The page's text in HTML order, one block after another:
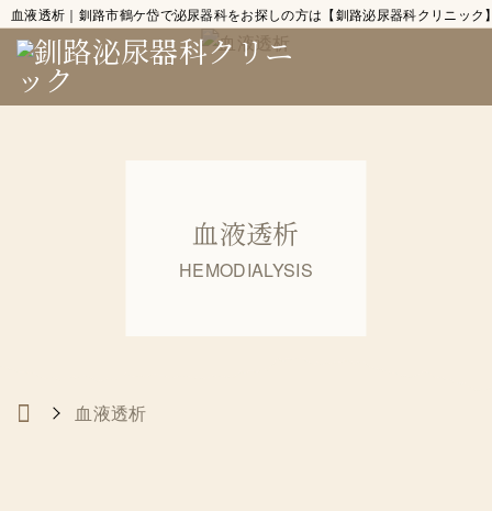
血液透析｜釧路市鶴ケ岱で泌尿器科をお探しの方は【釧路泌尿器科クリニック
血液透析
HEMODIALYSIS
血液透析